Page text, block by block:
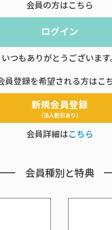
会員の方はこちら
ログイン
いつもありがとうございます
員登録を希望される方はこ
新規会員登録
（法人割引あり）
会員詳細はこちら
会員種別と特典